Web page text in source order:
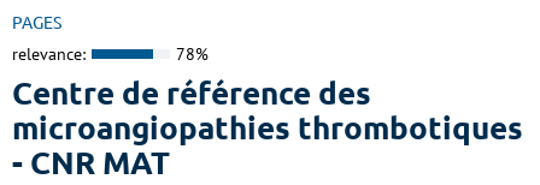
PAGES
relevance: 78%
Centre de référence des
microangiopathies thrombotiques
- CNR MAT